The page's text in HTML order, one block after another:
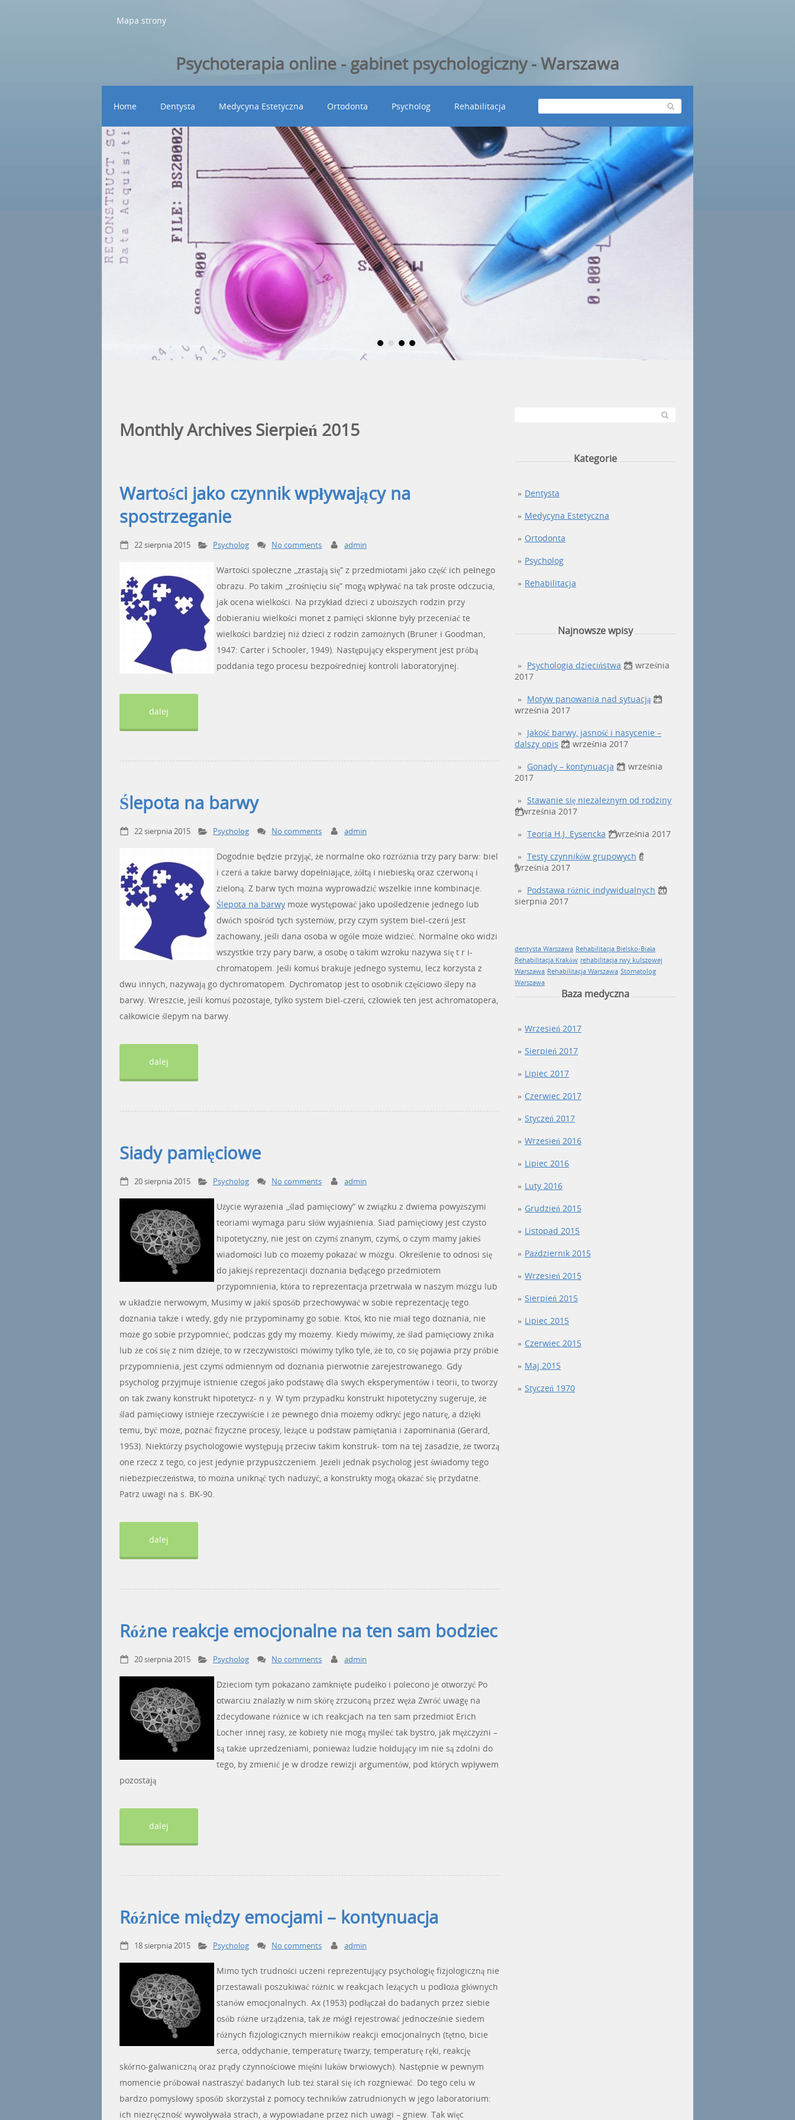
Mapa strony
Psychoterapia online - gabinet psychologiczny - Warszawa
Home Dentysta Medycyna Estetyczna Ortodonta Psycholog Rehabilitacja
Kategorie
Dentysta
Medycyna Estetyczna
Ortodonta
Psycholog
Rehabilitacja
Najnowsze wpisy
Psychologia dzieciństwa 25 września
2017
Motyw panowania nad sytuacją 23
września 2017
Jakość barwy, jasność i nasycenie –
dalszy opis 22 września 2017
Gonady – kontynuacja 21 września
2017
Stawanie się niezależnym od rodziny
9 września 2017
Teoria H.J. Eysencka 7 września 2017
Testy czynników grupowych 6
września 2017
Podstawa różnic indywidualnych 20
sierpnia 2017
dentysta Warszawa Rehabilitacja Bielsko-Biała
Rehabilitacja Kraków rehabilitacja rwy kulszowej
Warszawa Rehabilitacja Warszawa Stomatolog
Warszawa
Baza medyczna
Wrzesień 2017
Sierpień 2017
Lipiec 2017
Czerwiec 2017
Styczeń 2017
Wrzesień 2016
Lipiec 2016
Luty 2016
Grudzień 2015
Listopad 2015
Październik 2015
Wrzesień 2015
Sierpień 2015
Lipiec 2015
Czerwiec 2015
Maj 2015
Styczeń 1970
Monthly Archives Sierpień 2015
Wartości jako czynnik wpływający na
spostrzeganie
22 sierpnia 2015 Psycholog No comments admin
Wartości społeczne „zrastają się” z przedmiotami jako część ich pełnego
obrazu. Po takim „zrośnięciu się” mogą wpływać na tak proste odczucia,
jak ocena wielkości. Na przykład dzieci z uboższych rodzin przy
dobieraniu wielkości monet z pamięci skłonne były przeceniać te
wielkości bardziej niż dzieci z rodzin zamożnych (Bruner i Goodman,
1947: Carter i Schooler, 1949). Następujący eksperyment jest próbą
poddania tego procesu bezpośredniej kontroli laboratoryjnej.
dalej
Ślepota na barwy
22 sierpnia 2015 Psycholog No comments admin
Dogodnie będzie przyjąć, że normalne oko rozróżnia trzy pary barw: biel
i czerń a także barwy dopełniające, żółtą i niebieską oraz czerwoną i
zieloną. Z barw tych można wyprowadzić wszelkie inne kombinacje.
Ślepota na barwy może występować jako upośledzenie jednego lub
dwóch spośród tych systemów, przy czym system biel-czerń jest
zachowany, jeśli dana osoba w ogóle może widzieć. Normalne oko widzi
wszystkie trzy pary barw, a osobę o takim wzroku nazywa się t r i-
chromatopem. Jeśli komuś brakuje jednego systemu, lecz korzysta z
dwu innych, nazywają go dychromatopem. Dychromatop jest to osobnik częściowo ślepy na
barwy. Wreszcie, jeśli komuś pozostaje, tylko system biel-czerń, człowiek ten jest achromatopera,
całkowicie ślepym na barwy.
dalej
Siady pamięciowe
20 sierpnia 2015 Psycholog No comments admin
Użycie wyrażenia „ślad pamięciowy” w związku z dwiema powyższymi
teoriami wymaga paru słów wyjaśnienia. Siad pamięciowy jest czysto
hipotetyczny, nie jest on czymś znanym, czymś, o czym mamy jakieś
wiadomości lub co możemy pokazać w mózgu. Określenie to odnosi się
do jakiejś reprezentacji doznania będącego przedmiotem
przypomnienia, która to reprezentacja przetrwała w naszym mózgu lub
w układzie nerwowym, Musimy w jakiś sposób przechowywać w sobie reprezentację tego
doznania także i wtedy, gdy nie przypominamy go sobie. Ktoś, kto nie miał tego doznania, nie
może go sobie przypomnieć, podczas gdy my możemy. Kiedy mówimy, że ślad pamięciowy znika
lub że coś się z nim dzieje, to w rzeczywistości mówimy tylko tyle, że to, co się pojawia przy próbie
przypomnienia, jest czymś odmiennym od doznania pierwotnie zarejestrowanego. Gdy
psycholog przyjmuje istnienie czegoś jako podstawę dla swych eksperymentów i teorii, to tworzy
on tak zwany konstrukt hipotetycz- n y. W tym przypadku konstrukt hipotetyczny sugeruje, że
ślad pamięciowy istnieje rzeczywiście i że pewnego dnia możemy odkryć jego naturę, a dzięki
temu, być może, poznać fizyczne procesy, leżące u podstaw pamiętania i zapominania (Gerard,
1953). Niektórzy psychologowie występują przeciw takim konstruk- tom na tej zasadzie, że tworzą
one rzecz z tego, co jest jedynie przypuszczeniem. Jeżeli jednak psycholog jest świadomy tego
niebezpieczeństwa, to można uniknąć tych nadużyć, a konstrukty mogą okazać się przydatne.
Patrz uwagi na s. BK-90.
dalej
Różne reakcje emocjonalne na ten sam bodziec
20 sierpnia 2015 Psycholog No comments admin
Dzieciom tym pokazano zamknięte pudełko i polecono je otworzyć Po
otwarciu znalazły w nim skórę zrzuconą przez węża Zwróć uwagę na
zdecydowane różnice w ich reakcjach na ten sam przedmiot Erich
Locher innej rasy, że kobiety nie mogą myśleć tak bystro, jak mężczyźni –
są także uprzedzeniami, ponieważ ludzie hołdujący im nie są zdolni do
tego, by zmienić je w drodze rewizji argumentów, pod których wpływem
pozostają
dalej
Różnice między emocjami – kontynuacja
18 sierpnia 2015 Psycholog No comments admin
Mimo tych trudności uczeni reprezentujący psychologię fizjologiczną nie
przestawali poszukiwać różnic w reakcjach leżących u podłoża głównych
stanów emocjonalnych. Ax (1953) podłączał do badanych przez siebie
osób różne urządzenia, tak że mógł rejestrować jednocześnie siedem
różnych fizjologicznych mierników reakcji emocjonalnych (tętno, bicie
serca, oddychanie, temperaturę twarzy, temperaturę ręki, reakcję
skórno-galwaniczną oraz prądy czynnościowe mięśni luków brwiowych). Następnie w pewnym
momencie próbował nastraszyć badanych lub też starał się ich rozgniewać. Do tego celu w
bardzo pomysłowy sposób skorzystał z pomocy techników zatrudnionych w jego laboratorium:
ich niezręczność wywoływała strach, a wypowiadane przez nich uwagi – gniew. Tak więc